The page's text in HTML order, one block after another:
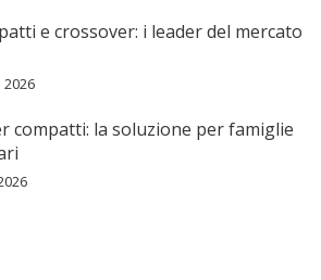
e crossover: i leader del mercato
2026
compatti: la soluzione per famiglie